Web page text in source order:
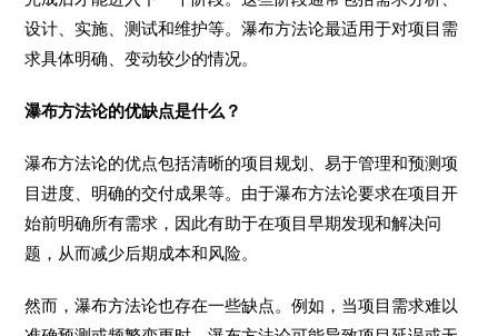
设计、实施、测试和维护等。瀑布方法论最适用于对项目需
求具体明确、变动较少的情况。
瀑布方法论的优缺点是什么？
瀑布方法论的优点包括清晰的项目规划、易于管理和预测项
目进度、明确的交付成果等。由于瀑布方法论要求在项目开
始前明确所有需求，因此有助于在项目早期发现和解决问
题，从而减少后期成本和风险。
然而，瀑布方法论也存在一些缺点。例如，当项目需求难以